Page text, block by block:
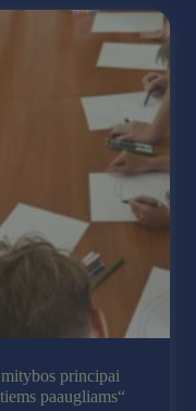
principai
paaugliams“